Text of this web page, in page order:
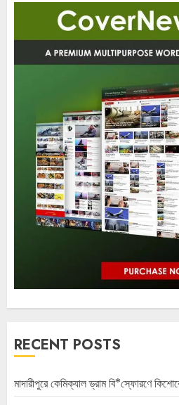
RECENT POSTS
মাদারীপুরে কেমিক্যাল ড্রাম বি*স্ফোরণে